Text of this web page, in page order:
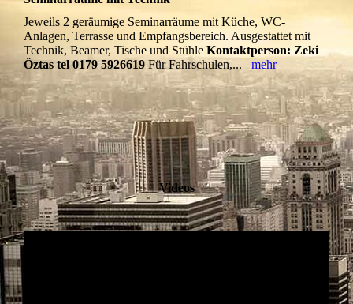
Jeweils 2 geräumige Seminarräume mit Küche, WC-
Anlagen, Terrasse und Empfangsbereich. Ausgestattet mit
Technik, Beamer, Tische und Stühle Kontaktperson: Zeki
Öztas tel 0179 5926619 Für Fahrschulen,... mehr
Videos